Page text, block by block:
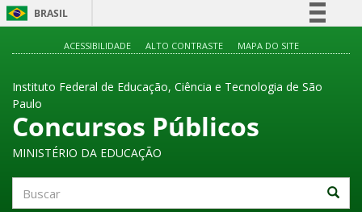
BRASIL
Participe
Legislação
ACESSIBILIDADE ALTO CONTRASTE MAPA DO SITE
Instituto Federal de Educação, Ciência e Tecnologia de São
Paulo
Concursos Públicos
MINISTÉRIO DA EDUCAÇÃO